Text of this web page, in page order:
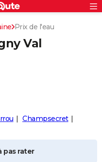
Rechercher
Prix de l'eau
Val
Champsecret
pas rater